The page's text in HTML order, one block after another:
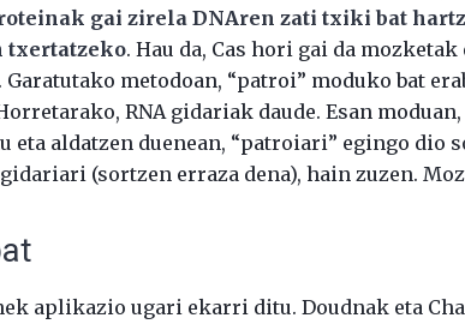
gai zirela DNAren zati txiki bat
txertatzeko. Hau da, Cas hori gai da
metodoan, “patroi” moduko bat
RNA gidariak daude. Esan
eta aldatzen duenean, “patroiari” egingo dio
gidariari (sortzen erraza dena), hain zuzen.
aplikazio ugari ekarri ditu. Doudnak eta